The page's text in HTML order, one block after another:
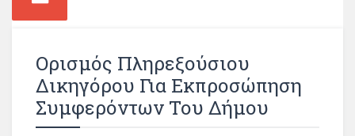
Ορισμός Πληρεξούσιου
Δικηγόρου Για Εκπροσώπηση
Συμφερόντων Του Δήμου